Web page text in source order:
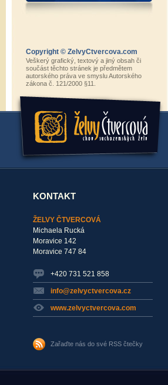
Copyright © ZelvyCtvercova.com
Veškerý grafický, textový a jiný obsah či
součást těchto stránek je předmětem
autorského práva ve smyslu Autorského
zákona č. 121/2000 §11.
KONTAKT
ŽELVY ČTVERCOVÁ
Michaela Rucká
Moravice 142
Moravice 747 84
+420 731 521 858
info@zelvyctvercova.cz
www.zelvyctvercova.com
Zařaďte nás do své RSS čtečky